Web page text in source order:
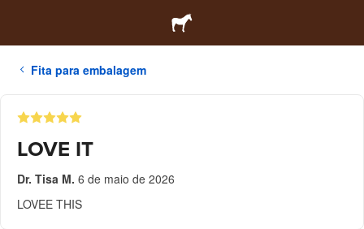
Fita para embalagem
LOVE IT
Dr. Tisa M. 6 de maio de 2026
LOVEE THIS